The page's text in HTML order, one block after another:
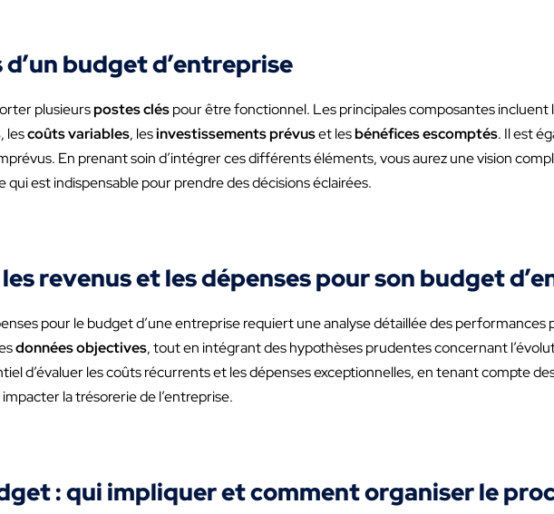
budget d’entreprise
plusieurspostes cléspour être fonctionnel. Les principales composantes incluent
, lescoûts variables, lesinvestissements prévuset lesbénéfices escomptés. Il est
En prenant soin d’intégrer ces différents éléments, vous aurez une vision
est indispensable pour prendre des décisions éclairées.
revenus et les dépenses pour son budget
pour le budget d’une entreprise requiert une analyse détaillée des performances
données objectives, tout en intégrant des hypothèses prudentes concernant
d’évaluer les coûts récurrents et les dépenses exceptionnelles, en tenant compte
la trésorerie de l’entreprise.
: qui impliquer et comment organiser le